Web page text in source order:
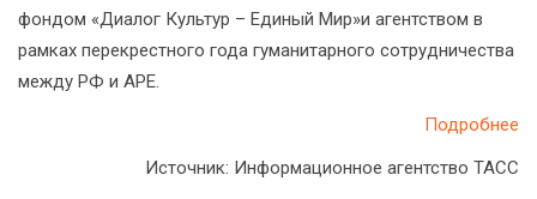
фондом «Диалог Культур – Единый Мир»и агентством в
рамках перекрестного года гуманитарного сотрудничества
между РФ и АРЕ.
Подробнее
Источник: Информационное агентство ТАСС